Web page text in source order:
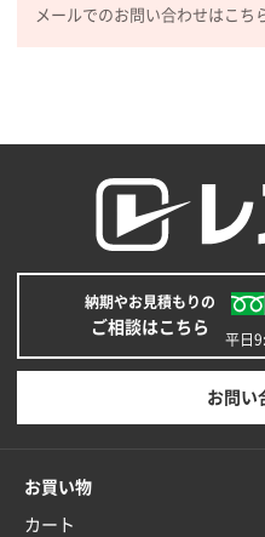
2025年12月25日 13:33
以前の注文も含め価格
青森県K社様
ワンポイントポリ袋
2025年12月24日 13:22
安い
ワンポイント箔押し紙
2025年12月22日 03:31
メールでのお問い合わせはこち
納期やお見積もりの
ご相談はこちら
平日
お問い
お買い物
カート